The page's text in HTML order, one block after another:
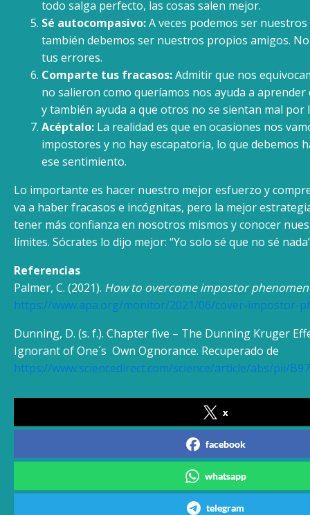
todo salga perfecto, las cosas salen mejor.
Sé autocompasivo:A veces podemos ser
también debemos ser nuestros propios amigos.
tus errores.
Comparte tus fracasos:Admitir que nos
no salieron como queríamos nos ayuda a
y también ayuda a que otros no se sientan mal por
Acéptalo: La realidad es que en ocasiones nos
impostores y no hay escapatoria, lo que debemos
ese sentimiento.
Lo importante es hacer nuestro mejor esfuerzo y
va a haber fracasos e incógnitas, pero la mejor
tener más confianza en nosotros mismos y conocer
límites. Sócrates lo dijo mejor: “Yo solo sé que no sé
Referencias
Palmer, C. (2021). How to overcome impostor
https://www.apa.org/monitor/2021/06/cover-impostor-
Dunning, D. (s. f.). Chapter five – The Dunning Kruger
Ignorant of One´s Own Ognorance. Recuperado de
https://www.sciencedirect.com/science/article/abs/pii/
x
facebook
whatsapp
telegram